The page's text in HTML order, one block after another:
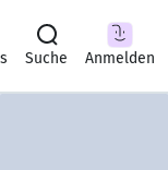
Suche Anmelden